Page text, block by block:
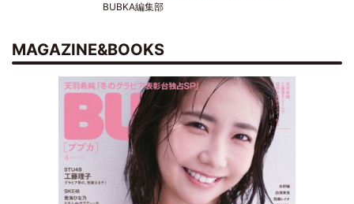
BUBKA編集部
MAGAZINE&BOOKS